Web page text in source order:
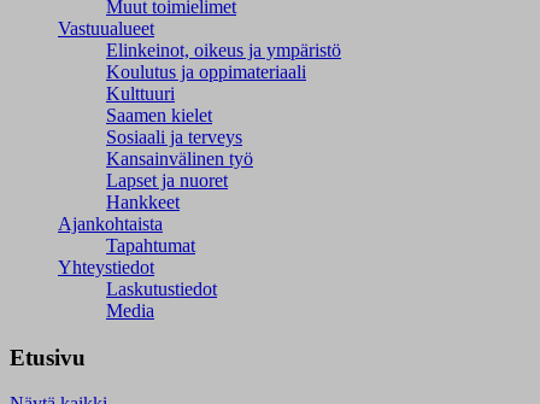
Muut toimielimet
Vastuualueet
Elinkeinot, oikeus ja ympäristö
Koulutus ja oppimateriaali
Kulttuuri
Saamen kielet
Sosiaali ja terveys
Kansainvälinen työ
Lapset ja nuoret
Hankkeet
Ajankohtaista
Tapahtumat
Yhteystiedot
Laskutustiedot
Media
Etusivu